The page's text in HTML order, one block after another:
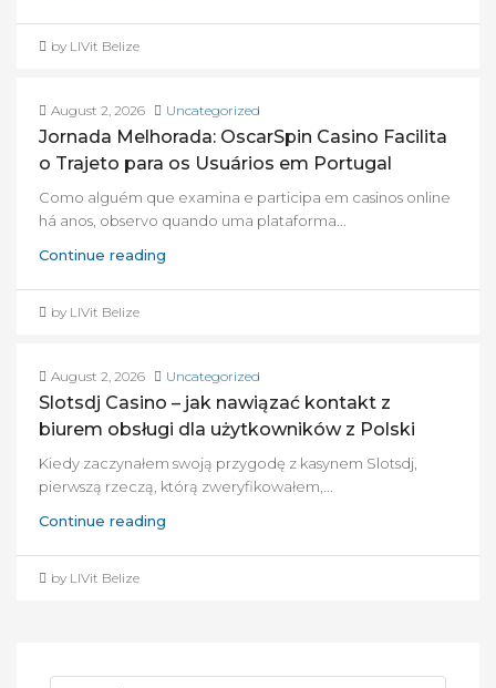
by LIVit Belize
August 2, 2026 Uncategorized
Jornada Melhorada: OscarSpin Casino Facilita
o Trajeto para os Usuários em Portugal
Como alguém que examina e participa em casinos online
há anos, observo quando uma plataforma...
Continue reading
by LIVit Belize
August 2, 2026 Uncategorized
Slotsdj Casino – jak nawiązać kontakt z
biurem obsługi dla użytkowników z Polski
Kiedy zaczynałem swoją przygodę z kasynem Slotsdj,
pierwszą rzeczą, którą zweryfikowałem,...
Continue reading
by LIVit Belize